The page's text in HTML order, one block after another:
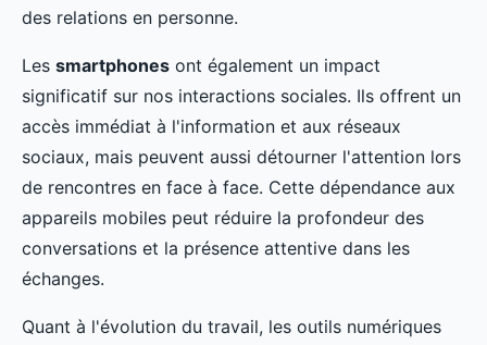
des relations en personne.
Les smartphones ont également un impact
significatif sur nos interactions sociales. Ils offrent un
accès immédiat à l'information et aux réseaux
sociaux, mais peuvent aussi détourner l'attention lors
de rencontres en face à face. Cette dépendance aux
appareils mobiles peut réduire la profondeur des
conversations et la présence attentive dans les
échanges.
Quant à l'évolution du travail, les outils numériques